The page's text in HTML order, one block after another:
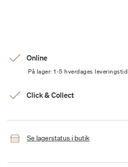
Online
På lager: 1-5 hverdages leveringstid
Click & Collect
Se lagerstatus i butik